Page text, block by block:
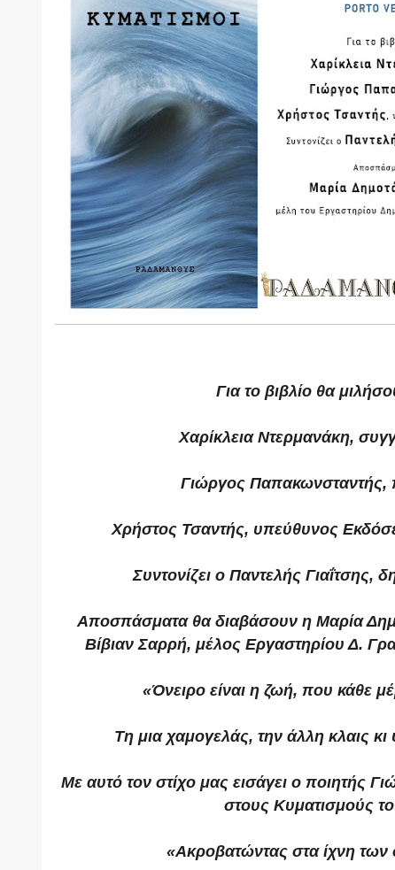
Για το βιβλίο θα
Χαρίκλεια Ντερμανάκη,
Γιώργος Παπακωνσταντής,
Χρήστος Τσαντής, υπεύθυνος
Συντονίζει ο Παντελής Γιαΐτσης,
Αποσπάσματα θα διαβάσουν η Μαρία
Βίβιαν Σαρρή, μέλος Εργαστηρίου Δ.
«Όνειρο είναι η ζωή, που κάθε
Τη μια χαμογελάς, την άλλη κλαις κι
Με αυτό τον στίχο μας εισάγει ο ποιητής
στους Κυματισμούς
«Ακροβατώντας στα ίχνη